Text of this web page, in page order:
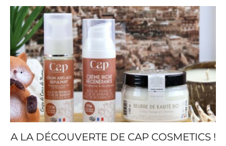
A LA DÉCOUVERTE DE CAP COSMETICS !